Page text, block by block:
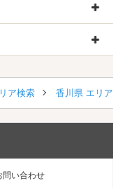
ア検索 香川県 エリ
問い合わせ